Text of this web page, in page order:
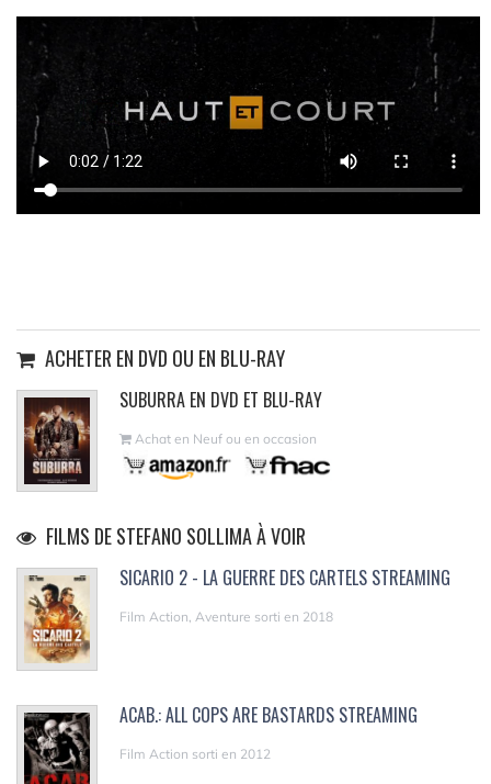
ACHETER EN DVD OU EN BLU-RAY
SUBURRA EN DVD ET BLU-RAY
Achat en Neuf ou en occasion
FILMS DE STEFANO SOLLIMA À VOIR
SICARIO 2 - LA GUERRE DES CARTELS STREAMING
Film Action, Aventure sorti en 2018
ACAB.: ALL COPS ARE BASTARDS STREAMING
Film Action sorti en 2012